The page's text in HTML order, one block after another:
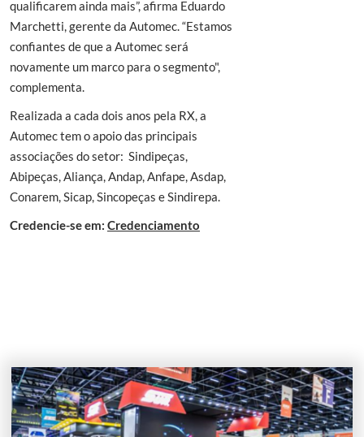
qualificarem ainda mais”, afirma Eduardo
Marchetti, gerente da Automec. “Estamos
confiantes de que a Automec será
novamente um marco para o segmento",
complementa.
Realizada a cada dois anos pela RX, a
Automec tem o apoio das principais
associações do setor: Sindipeças,
Abipeças, Aliança, Andap, Anfape, Asdap,
Conarem, Sicap, Sincopeças e Sindirepa.
Credencie-se em: Credenciamento